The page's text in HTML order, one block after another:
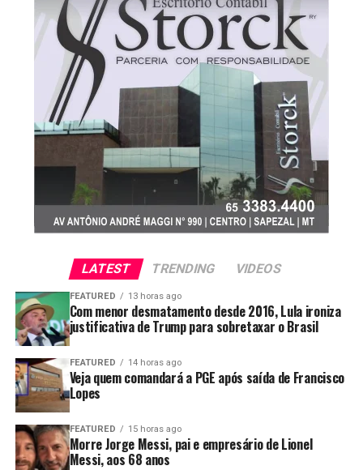
LATEST TRENDING VIDEOS
FEATURED 13 horas ago
Com menor desmatamento desde 2016, Lula ironiza
justificativa de Trump para sobretaxar o Brasil
FEATURED 14 horas ago
Veja quem comandará a PGE após saída de Francisco
Lopes
FEATURED 15 horas ago
Morre Jorge Messi, pai e empresário de Lionel
Messi, aos 68 anos